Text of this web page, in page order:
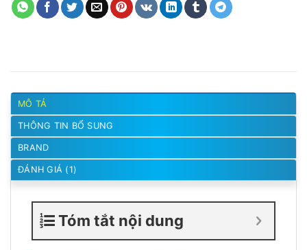
MÔ TẢ
THÔNG TIN BỔ SUNG
BRAND
ĐÁNH GIÁ (1)
Tóm tắt nội dung